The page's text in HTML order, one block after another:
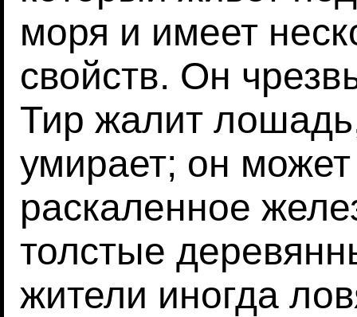
моря и имеет
свойств. Он
Тир жалит
умирает; он может
раскаленное
толстые
жители иногда